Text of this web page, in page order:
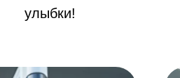
улыбки!